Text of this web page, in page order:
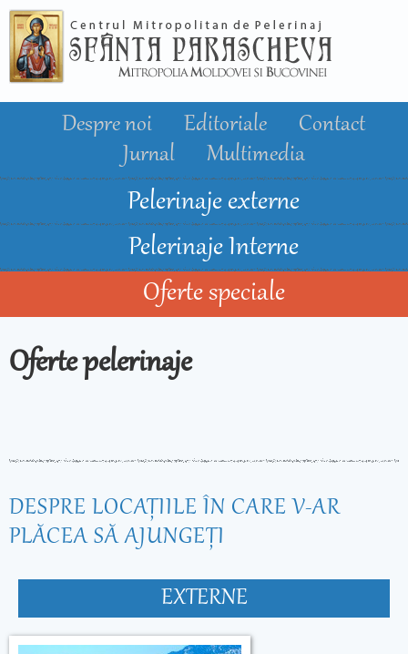
conţinutul
principal
Despre noi Editoriale
Contact
Jurnal
Multimedia
Pelerinaje externe
Pelerinaje Interne
Oferte speciale
Oferte pelerinaje
DESPRE LOCAŢIILE ÎN CARE V-AR
PLĂCEA SĂ AJUNGEŢI
EXTERNE